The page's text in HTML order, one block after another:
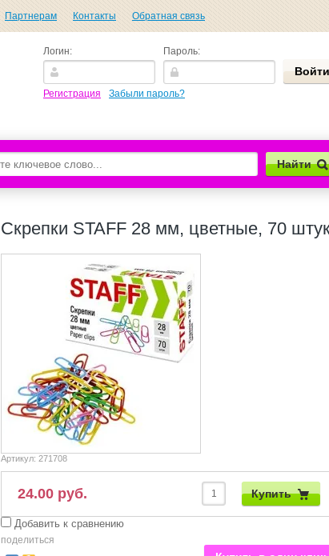
Партнерам Контакты Обратная связь
Логин: Пароль:
Регистрация Забыли пароль?
Найти
Скрепки STAFF 28 мм, цветные, 70
Артикул: 271708
24.00 руб. Купить
Добавить к сравнению
поделиться